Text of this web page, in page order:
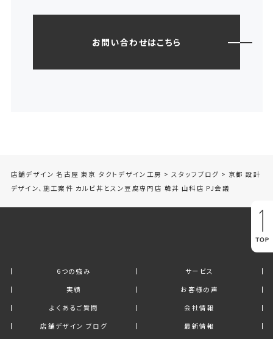
お問い合わせはこちら
店舗デザイン 名古屋 東京 タクトデザイン工房 > スタッフブログ > 京都 設計
デザイン、施工案件 カルビ丼とスン豆腐専門店 韓丼 山科店 PJ会議
6つの強み
サービス
実績
お客様の声
よくあるご質問
会社情報
店舗デザイン ブログ
最新情報